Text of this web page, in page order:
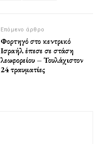
Επόμενο άρθρο
Φορτηγό στο κεντρικό
Ισραήλ έπεσε σε στάση
λεωφορείου – Τουλάχιστον
24 τραυματίες